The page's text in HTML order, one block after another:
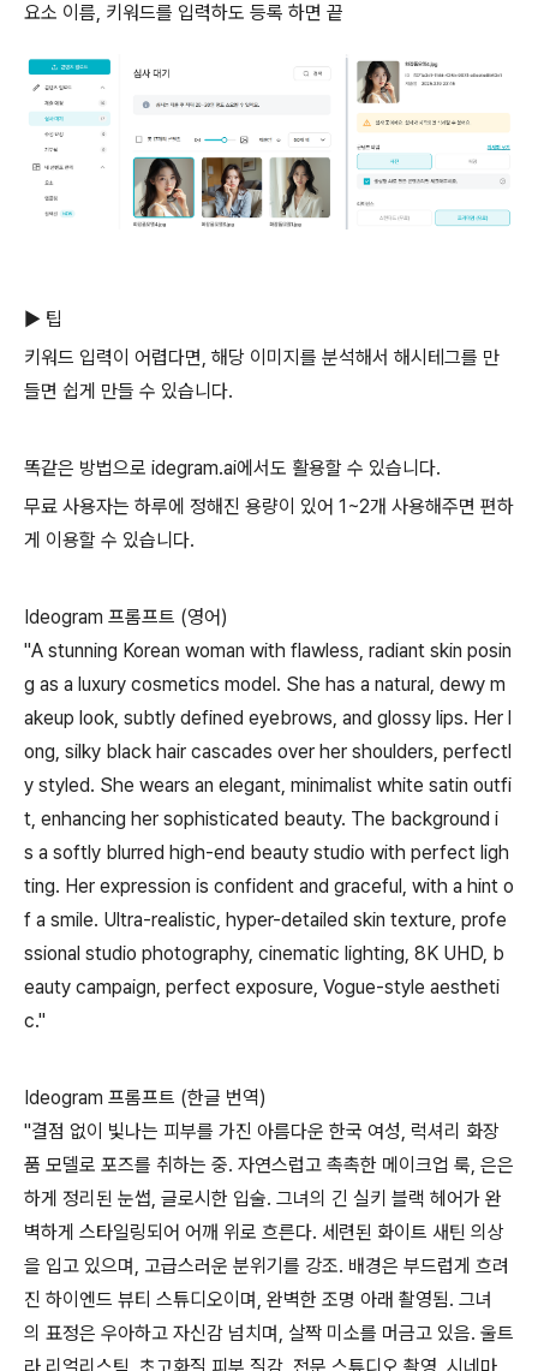
요소 이름, 키워드를 입력하도 등록 하면 끝
▶ 팁
키워드 입력이 어렵다면, 해당 이미지를 분석해서 해시테그를 만
들면 쉽게 만들 수 있습니다.
똑같은 방법으로 idegram.ai에서도 활용할 수 있습니다.
무료 사용자는 하루에 정해진 용량이 있어 1~2개 사용해주면 편하
게 이용할 수 있습니다.
Ideogram 프롬프트 (영어)
"A stunning Korean woman with flawless, radiant skin posin
g as a luxury cosmetics model. She has a natural, dewy m
akeup look, subtly defined eyebrows, and glossy lips. Her l
ong, silky black hair cascades over her shoulders, perfectl
y styled. She wears an elegant, minimalist white satin outfi
t, enhancing her sophisticated beauty. The background i
s a softly blurred high-end beauty studio with perfect ligh
ting. Her expression is confident and graceful, with a hint o
f a smile. Ultra-realistic, hyper-detailed skin texture, profe
ssional studio photography, cinematic lighting, 8K UHD, b
eauty campaign, perfect exposure, Vogue-style aestheti
c."
Ideogram 프롬프트 (한글 번역)
"결점 없이 빛나는 피부를 가진 아름다운 한국 여성, 럭셔리 화장
품 모델로 포즈를 취하는 중. 자연스럽고 촉촉한 메이크업 룩, 은은
하게 정리된 눈썹, 글로시한 입술. 그녀의 긴 실키 블랙 헤어가 완
벽하게 스타일링되어 어깨 위로 흐른다. 세련된 화이트 새틴 의상
을 입고 있으며, 고급스러운 분위기를 강조. 배경은 부드럽게 흐려
진 하이엔드 뷰티 스튜디오이며, 완벽한 조명 아래 촬영됨. 그녀
의 표정은 우아하고 자신감 넘치며, 살짝 미소를 머금고 있음. 울트